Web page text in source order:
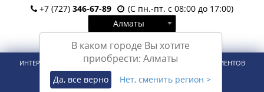
+7 (727) 346-67-89
(С пн.-пт. с 08:00 до 17:00)
Алматы
В каком городе Вы хотите
приобрести: Алматы
Да, все верно Нет, сменить регион >
Вход Регистрация
ИНТЕРНЕТ-МАГАЗИН ДЛЯ РОЗНИЧНЫХ И КОРПОРАТИВНЫХ КЛИЕНТОВ